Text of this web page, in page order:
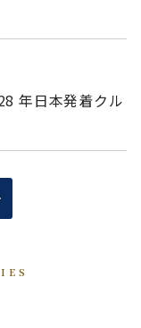
年日本発着クル